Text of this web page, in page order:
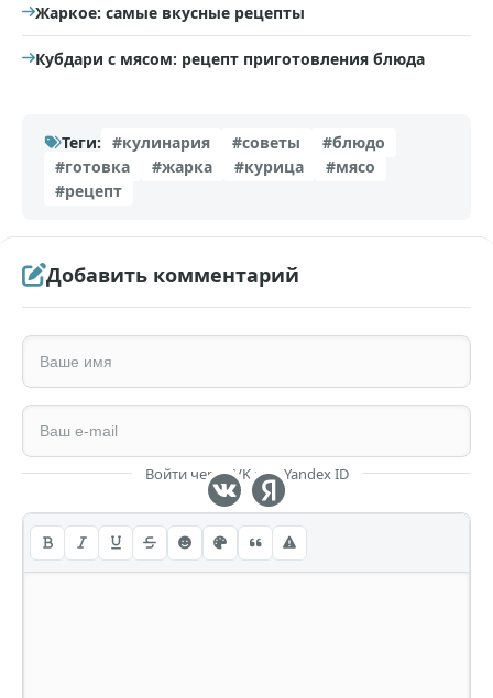
Жаркое: самые вкусные рецепты
Кубдари с мясом: рецепт приготовления блюда
Теги: #кулинария #советы
#блюдо
#готовка
#жарка #курица
#мясо
#рецепт
Добавить комментарий
Войти через VK или Yandex ID